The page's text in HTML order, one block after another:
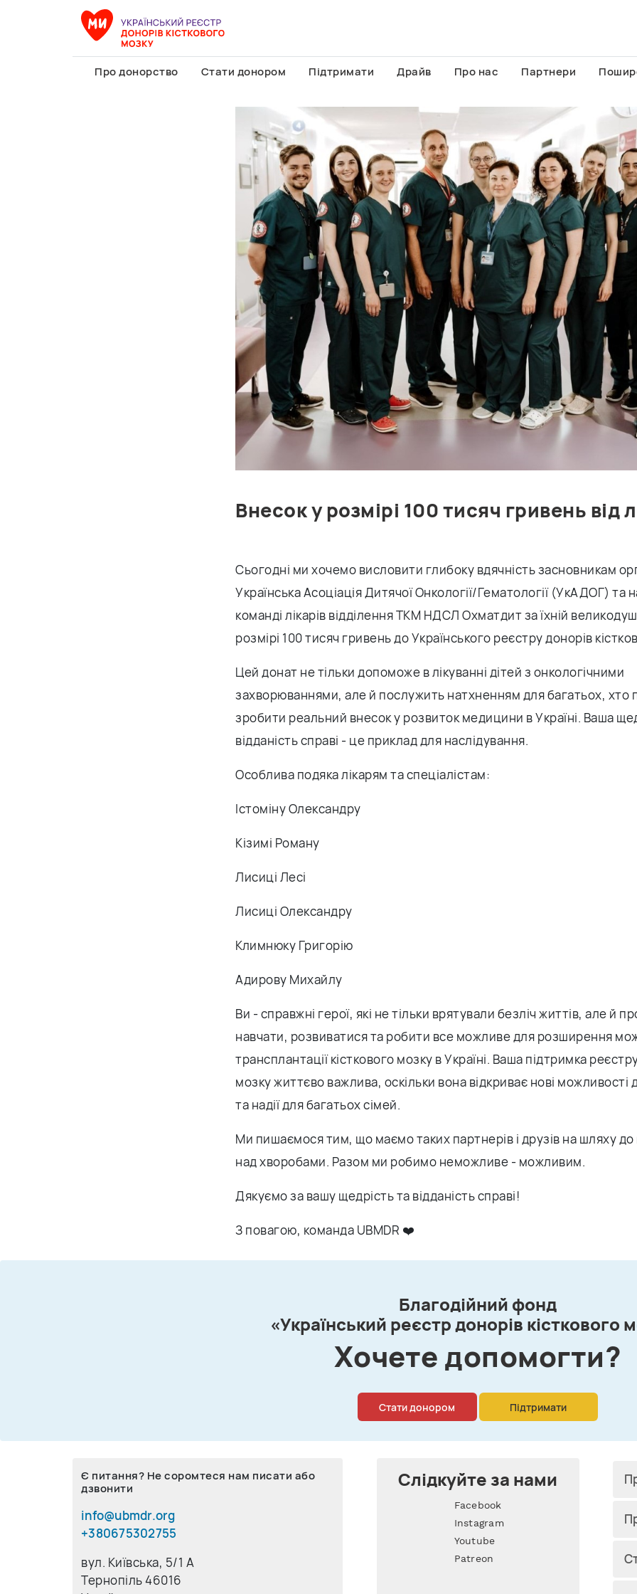
Про донорство Стати донором Підтримати Драйв Про нас Партнери
Внесок у розмірі 100 тисяч гривень від
Сьогодні ми хочемо висловити глибоку вдячність засновникам
Українська Асоціація Дитячої Онкології/Гематології (УкАДОГ) та
команді лікарів відділення ТКМ НДСЛ Охматдит за їхній
розмірі 100 тисяч гривень до Українського реєстру донорів
Цей донат не тільки допоможе в лікуванні дітей з онкологічними
захворюваннями, але й послужить натхненням для багатьох, хто
зробити реальний внесок у розвиток медицини в Україні. Ваша
відданість справі - це приклад для наслідування.
Особлива подяка лікарям та спеціалістам:
Істоміну Олександру
Кізимі Роману
Лисиці Лесі
Лисиці Олександру
Климнюку Григорію
Адирову Михайлу
Ви - справжні герої, які не тільки врятували безліч життів, але й
навчати, розвиватися та робити все можливе для розширення
трансплантації кісткового мозку в Україні. Ваша підтримка
мозку життєво важлива, оскільки вона відкриває нові можливості
та надії для багатьох сімей.
Ми пишаємося тим, що маємо таких партнерів і друзів на шляху
над хворобами. Разом ми робимо неможливе - можливим.
Дякуємо за вашу щедрість та відданість справі!
З повагою, команда UBMDR ❤️
Благодійний фонд
«Український реєстр донорів кісткового
Xочете допомогти?
Стати донором Підтримати
Є питання? Не соромтеся нам писати або
дзвонити
info@ubmdr.org
+380675302755
вул. Київська, 5/1 A
Тернопіль 46016
Слідкуйте за нами
Facebook
Instagram
Youtube
Patreon